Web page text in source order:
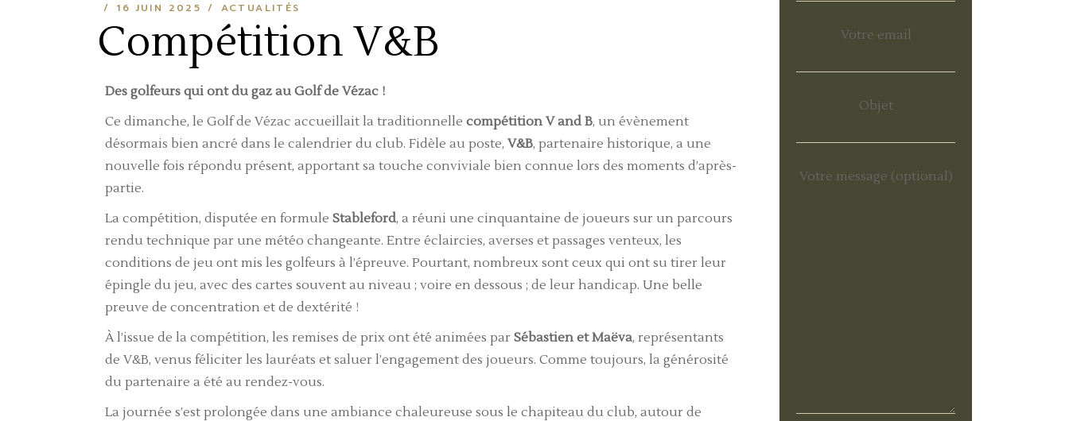
16 JUIN 2025 ACTUALITÉS
Compétition V&B
Des golfeurs qui ont du gaz au Golf de Vézac !
Ce dimanche, le Golf de Vézac accueillait la traditionnelle compétition V and B, un évènement
désormais bien ancré dans le calendrier du club. Fidèle au poste, V&B, partenaire historique, a une
nouvelle fois répondu présent, apportant sa touche conviviale bien connue lors des moments d’après-
partie.
La compétition, disputée en formule Stableford, a réuni une cinquantaine de joueurs sur un parcours
rendu technique par une météo changeante. Entre éclaircies, averses et passages venteux, les
conditions de jeu ont mis les golfeurs à l’épreuve. Pourtant, nombreux sont ceux qui ont su tirer leur
épingle du jeu, avec des cartes souvent au niveau ; voire en dessous ; de leur handicap. Une belle
preuve de concentration et de dextérité !
À l’issue de la compétition, les remises de prix ont été animées par Sébastien et Maëva, représentants
de V&B, venus féliciter les lauréats et saluer l’engagement des joueurs. Comme toujours, la générosité
du partenaire a été au rendez-vous.
La journée s’est prolongée dans une ambiance chaleureuse sous le chapiteau du club, autour de
Votre email
Objet
Votre message (optional)